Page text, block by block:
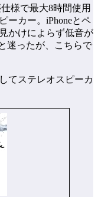
様で最大8時間使用
ーカー。iPhoneとペ
かけによらず低音が
迷ったが、こちらで
てステレオスピーカ